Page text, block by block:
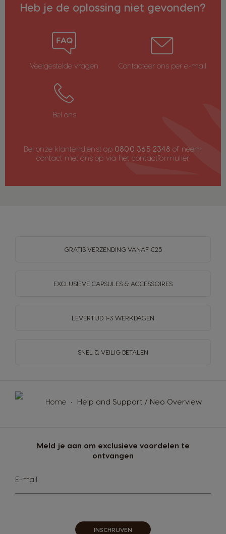
Heb je de oplossing niet gevonden?
Veelgestelde vragen Contacteer ons per e-mail
Bel ons
Bel onze klantendienst op 0800 365 2348 of neem
contact met ons op via het contactformulier
GRATIS VERZENDING VANAF €25
EXCLUSIEVE CAPSULES & ACCESSOIRES
LEVERTIJD 1-3 WERKDAGEN
SNEL & VEILIG BETALEN
Home Help and Support / Neo Overview
Meld je aan om exclusieve voordelen te
ontvangen
u
E-mail
INSCHRIJVEN